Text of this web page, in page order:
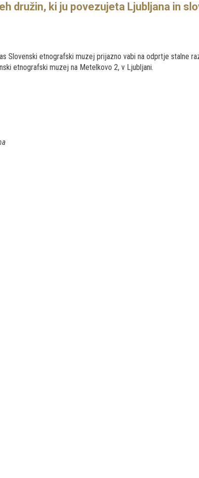
družin, ki ju povezujeta Ljubljana in
Slovenski etnografski muzej prijazno vabi na odprtje stalne
etnografski muzej na Metelkovo 2, v Ljubljani.